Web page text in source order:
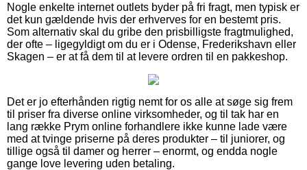
Nogle enkelte internet outlets byder på fri fragt, men typisk er
det kun gældende hvis der erhverves for en bestemt pris.
Som alternativ skal du gribe den prisbilligste fragtmulighed,
der ofte – ligegyldigt om du er i Odense, Frederikshavn eller
Skagen – er at få dem til at levere ordren til en pakkeshop.
Det er jo efterhånden rigtig nemt for os alle at søge sig frem
til priser fra diverse online virksomheder, og til tak har en
lang række Prym online forhandlere ikke kunne lade være
med at tvinge priserne på deres produkter – til juniorer, og
tillige også til damer og herrer – enormt, og endda nogle
gange love levering uden betaling.